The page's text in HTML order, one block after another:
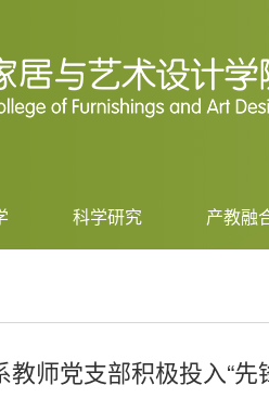
科学研究 产教融
师党支部积极投入“